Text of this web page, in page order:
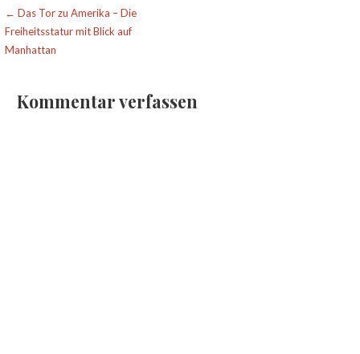
Beitragsnavigation
← Das Tor zu Amerika – Die
Freiheitsstatur mit Blick auf
Manhattan
Kommentar verfassen